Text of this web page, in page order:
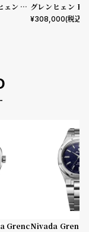
ン F7
Steel
グレンヒェン
ST Dark Blue
¥308,000(税込)
GrencNivada